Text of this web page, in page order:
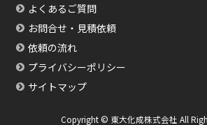
よくあるご質問
お問合せ・見積依頼
依頼の流れ
プライバシーポリシー
サイトマップ
Copyright © 東大化成株式会社 All